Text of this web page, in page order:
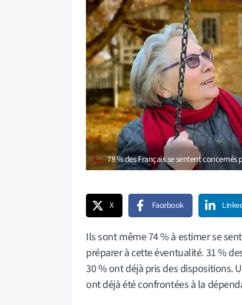
​78 % des Français se sentent
X Facebook
Ils sont même 74 % à estimer se
préparer à cette éventualité. 31 %
30 % ont déjà pris des dispositions.
ont déjà été confrontées à la